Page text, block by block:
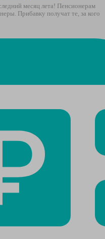
месяц лета! Пенсионерам
Прибавку получат те, за кого